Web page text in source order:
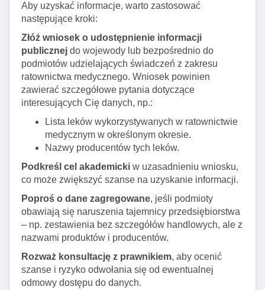
Aby uzyskać informacje, warto zastosować
następujące kroki:
Złóż wniosek o udostępnienie informacji
publicznej do wojewody lub bezpośrednio do
podmiotów udzielających świadczeń z zakresu
ratownictwa medycznego. Wniosek powinien
zawierać szczegółowe pytania dotyczące
interesujących Cię danych, np.:
Lista leków wykorzystywanych w ratownictwie
medycznym w określonym okresie.
Nazwy producentów tych leków.
Podkreśl cel akademicki w uzasadnieniu wniosku,
co może zwiększyć szanse na uzyskanie informacji.
Poproś o dane zagregowane, jeśli podmioty
obawiają się naruszenia tajemnicy przedsiębiorstwa
– np. zestawienia bez szczegółów handlowych, ale z
nazwami produktów i producentów.
Rozważ konsultację z prawnikiem, aby ocenić
szanse i ryzyko odwołania się od ewentualnej
odmowy dostępu do danych.